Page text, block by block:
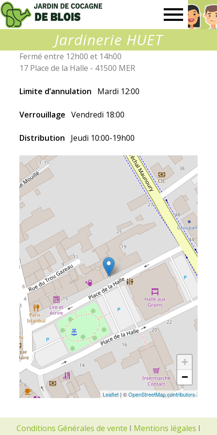
de
Cocagne
Jardinerie HUET
Fermé entre 12h00 et 14h00
17 Place de la Halle - 41500 MER
Limite d’annulation Mardi 12:00
Verrouillage Vendredi 18:00
Distribution Jeudi 10:00-19h00
+
−
Leaflet | ©OpenStreetMap contributors
Conditions Générales de vente I Mentions légales I